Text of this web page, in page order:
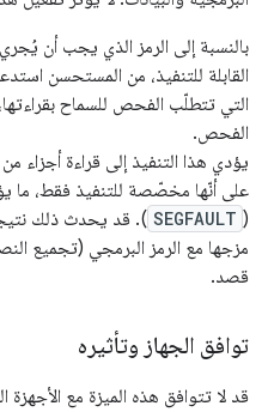
بالنسبة إلى الرمز الذي يجب أن
القابلة للتنفيذ، من المستحسن
التي تتطلّب الفحص للسماح بقراءتها،
الفحص.
يؤدي هذا التنفيذ إلى قراءة أجزاء
على أنّها مخصّصة للتنفيذ فقط،
(
SEGFAULT ). قد يحدث ذلك
مزجها مع الرمز البرمجي (تجميع
قصد.
توافق الجهاز وتأثيره
قد لا تتوافق هذه الميزة مع